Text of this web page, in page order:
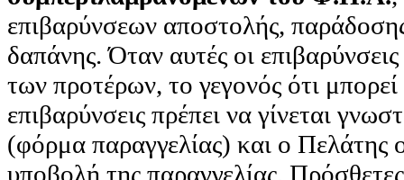
επιβαρύνσεων αποστολής,
δαπάνης. Όταν αυτές οι
των προτέρων, το γεγονός ότι
επιβαρύνσεις πρέπει να γίνεται
(φόρμα παραγγελίας) και ο Πελάτης
υποβολή της παραγγελίας.